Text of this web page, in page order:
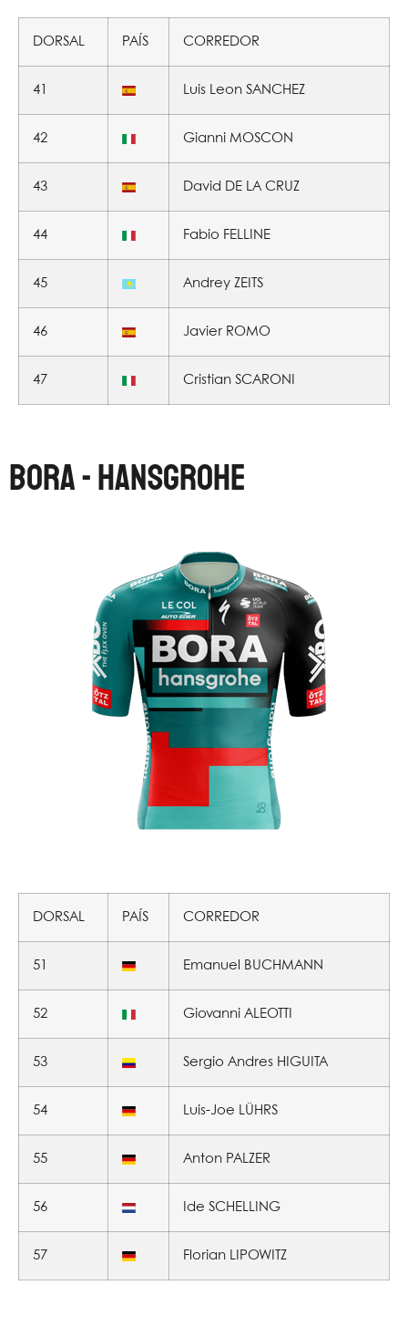
DORSAL PAÍS CORREDOR
41 Luis Leon SANCHEZ
42 Gianni MOSCON
43 David DE LA CRUZ
44 Fabio FELLINE
45 Andrey ZEITS
46 Javier ROMO
47 Cristian SCARONI
BORA - HANSGROHE
DORSAL PAÍS CORREDOR
51 Emanuel BUCHMANN
52 Giovanni ALEOTTI
53 Sergio Andres HIGUITA
54 Luis-Joe LÜHRS
55 Anton PALZER
56 Ide SCHELLING
57 Florian LIPOWITZ